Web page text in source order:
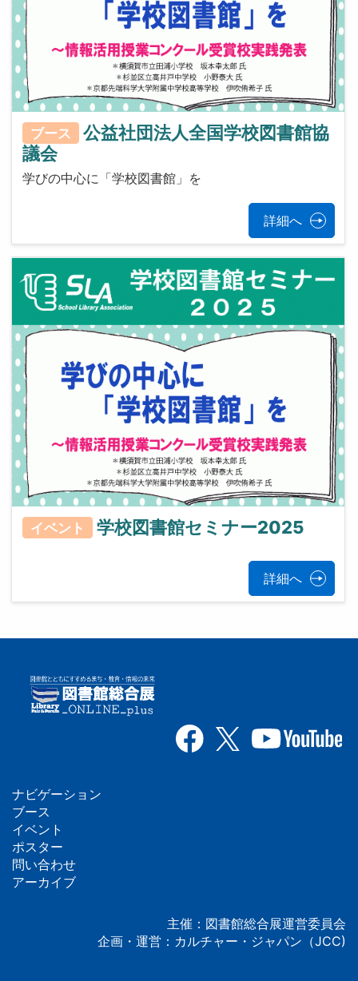
ブース
公益社団法人全国学校図書館協
議会
学びの中心に「学校図書館」を
詳細へ
イベント 学校図書館セミナー2025
詳細へ
フ
ッ
タ
ナビゲーション
ブース
イベント
ポスター
問い合わせ
アーカイブ
主催：図書館総合展運営委員会
企画・運営：カルチャー・ジャパン（JCC)